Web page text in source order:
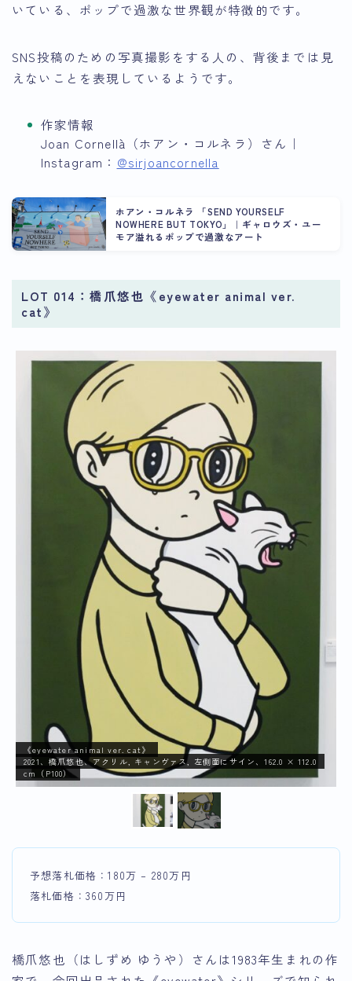
いている、ポップで過激な世界観が特徴的です。
SNS投稿のための写真撮影をする人の、背後までは見
えないことを表現しているようです。
作家情報
Joan Cornellà（ホアン・コルネラ）さん｜
Instagram： @sirjoancornella
ホアン・コルネラ 「SEND YOURSELF
NOWHERE BUT TOKYO」｜ギャロウズ・ユー
モア溢れるポップで過激なアート
LOT 014：橋爪悠也《eyewater animal ver.
cat》
《eyewater animal ver. cat》
2021、橋爪悠也、アクリル, キャンヴァス, 左側面にサイン、162.0 × 112.0
cm（P100）
予想落札価格：180万 – 280万円
落札価格：360万円
橋爪悠也（はしずめ ゆうや）さんは1983年生まれの作